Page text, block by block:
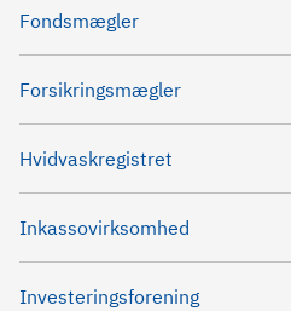
Fondsmægler
Forsikringsmægler
Hvidvaskregistret
Inkassovirksomhed
Investeringsforening